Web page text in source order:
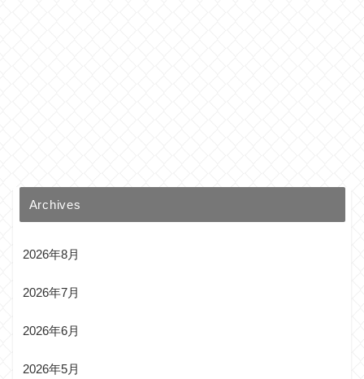
Archives
2026年8月
2026年7月
2026年6月
2026年5月